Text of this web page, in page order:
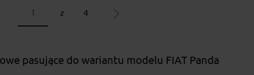
z 4
pasujące do wariantu modelu FIAT Panda